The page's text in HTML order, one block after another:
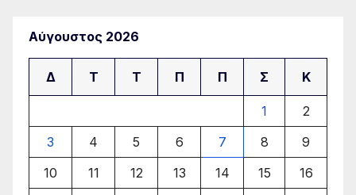
Αύγουστος 2026
Δ Τ Τ Π Π Σ Κ
1
2
3
4 5 6 7 8
9
10
11 12 13 14 15
16